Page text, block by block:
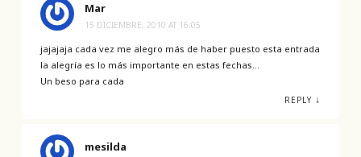
Mar
15 DICIEMBRE, 2010 AT 16:05
jajajaja cada vez me alegro más de haber puesto esta entrada
la alegría es lo más importante en estas fechas…
Un beso para cada
REPLY ↓
mesilda